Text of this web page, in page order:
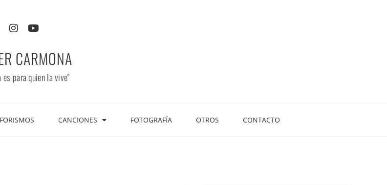
CARMONA
es para quien la vive"
CANCIONES FOTOGRAFÍA OTROS CONTACTO